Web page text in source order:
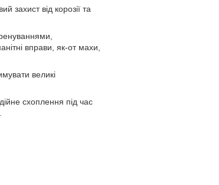
від корозії та
вправи, як-от махи,
великі
схоплення під час